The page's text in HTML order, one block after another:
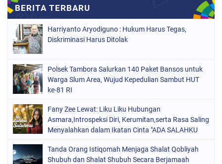
Harriyanto Aryodiguno : Hukum Harus Tegas,
Diskriminasi Harus Ditolak
Polsek Tambora Salurkan 140 Paket Bansos untuk
Warga Slum Area, Wujud Kepedulian Sambut HUT
ke-81 RI
Fany Zee Lewat: Liku Liku Hubungan
Asmara,Introspeksi Diri, Kerumitan,serta Rasa Saling
Menyalahkan dalam Ikatan Cinta "ADA SALAHKU
Tanda Orang Istiqomah Menjaga Shalat Qobliyah
Shubuh dan Shalat Shubuh Secara Berjamaah